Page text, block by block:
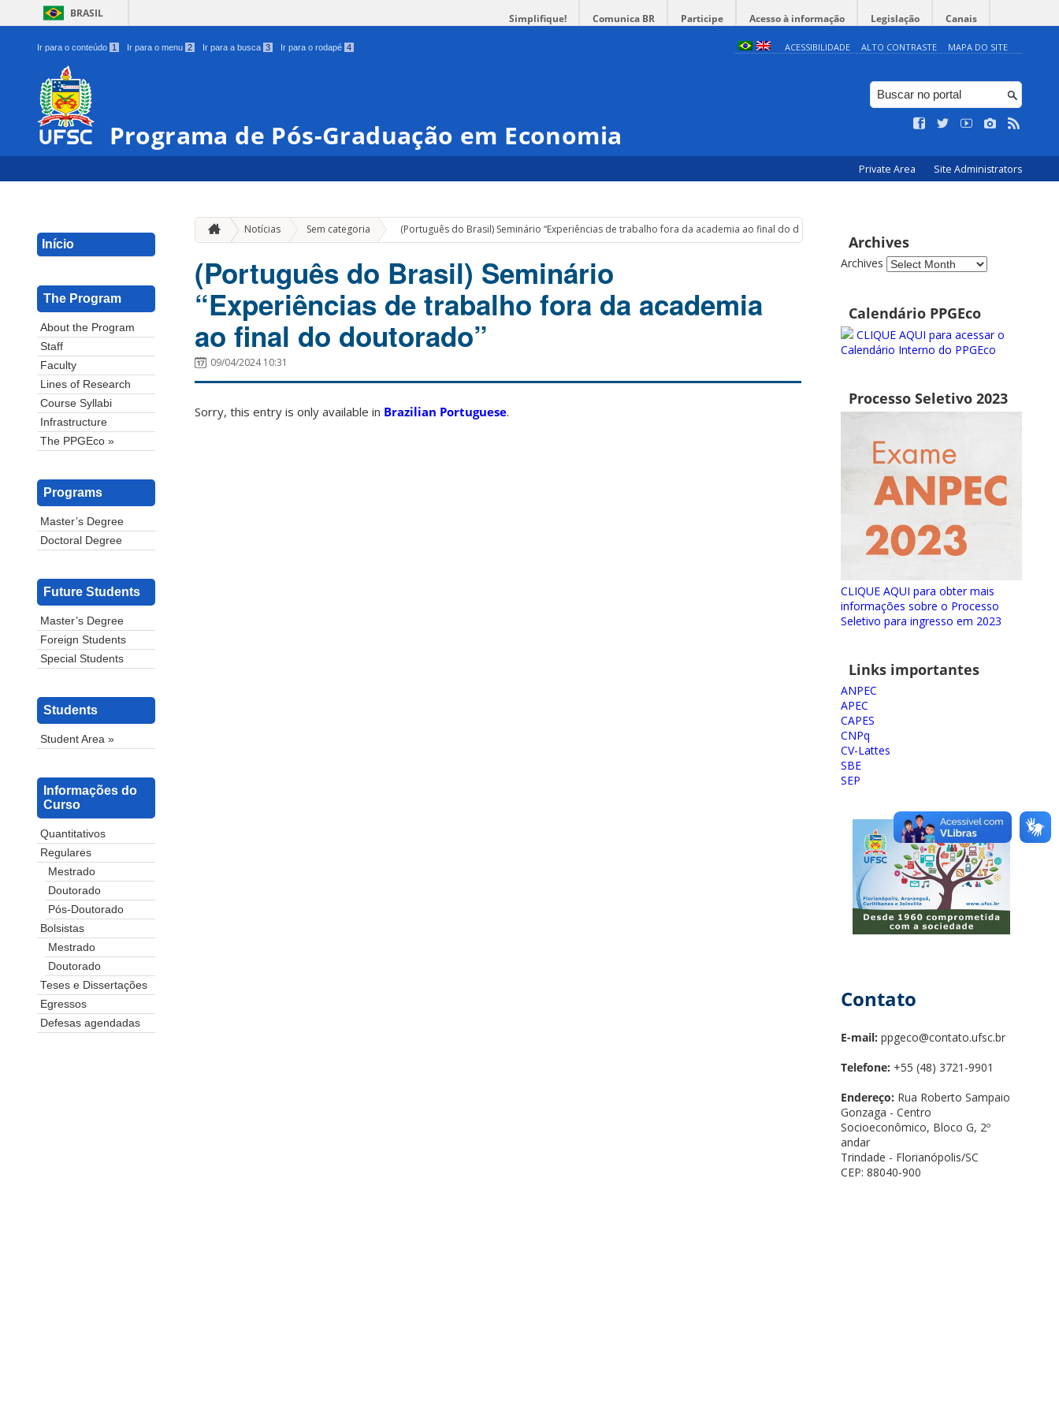
BRASIL Simplifique! Comunica BR Participe Acesso à informação Legislação Canais
Ir para o conteúdo 1 Ir para o menu 2 Ir para a busca 3 Ir para o rodapé 4 ACESSIBILIDADE ALTO CONTRASTE MAPA DO SITE
Programa de Pós-Graduação em Economia
Private Area Site Administrators
Início
The Program
About the Program
Staff
Faculty
Lines of Research
Course Syllabi
Infrastructure
The PPGEco »
Programs
Master’s Degree
Doctoral Degree
Future Students
Master’s Degree
Foreign Students
Special Students
Students
Student Area »
Informações do
Curso
Quantitativos
Regulares
Mestrado
Doutorado
Pós-Doutorado
Bolsistas
Mestrado
Doutorado
Teses e Dissertações
Egressos
Defesas agendadas
Notícias Sem categoria » (Português do Brasil) Seminário “Experiências de trabalho fora da academia ao final do doutorado”
(Português do Brasil) Seminário
“Experiências de trabalho fora da academia
ao final do doutorado”
09/04/2024 10:31
Sorry, this entry is only available in Brazilian Portuguese.
Archives
Archives
Calendário PPGEco
CLIQUE AQUI para acessar o
Calendário Interno do PPGEco
Processo Seletivo 2023
CLIQUE AQUI para obter mais
informações sobre o Processo
Seletivo para ingresso em 2023
Links importantes
ANPEC
APEC
CAPES
CNPq
CV-Lattes
SBE
SEP
Contato
E-mail: ppgeco@contato.ufsc.br
Telefone: +55 (48) 3721-9901
Endereço: Rua Roberto Sampaio
Gonzaga - Centro
Socioeconômico, Bloco G, 2º
andar
Trindade - Florianópolis/SC
CEP: 88040-900